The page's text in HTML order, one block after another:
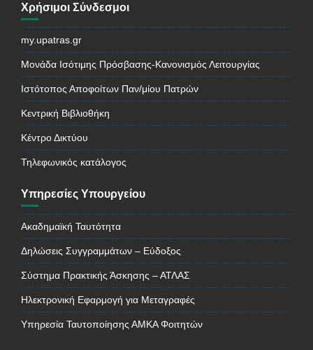
Χρήσιμοι Σύνδεσμοι
my.upatras.gr
Μονάδα Ισότιμης Πρόσβασης-Κανονισμός Λειτουργίας
Ιστότοπος Αποφοίτων Παν/μίου Πατρών
Κεντρική Βιβλιοθήκη
Κέντρο Δικτύου
Τηλεφωνικός κατάλογος
Υπηρεσίες Υπουργείου
Ακαδημαϊκή Ταυτότητα
Δηλώσεις Συγγραμμάτων – Εύδοξος
Σύστημα Πρακτικής Άσκησης – ΑΤΛΑΣ
Ηλεκτρονική Εφαρμογή για Μεταγραφές
Υπηρεσία Ταυτοποίησης ΑΜΚΑ Φοιτητών